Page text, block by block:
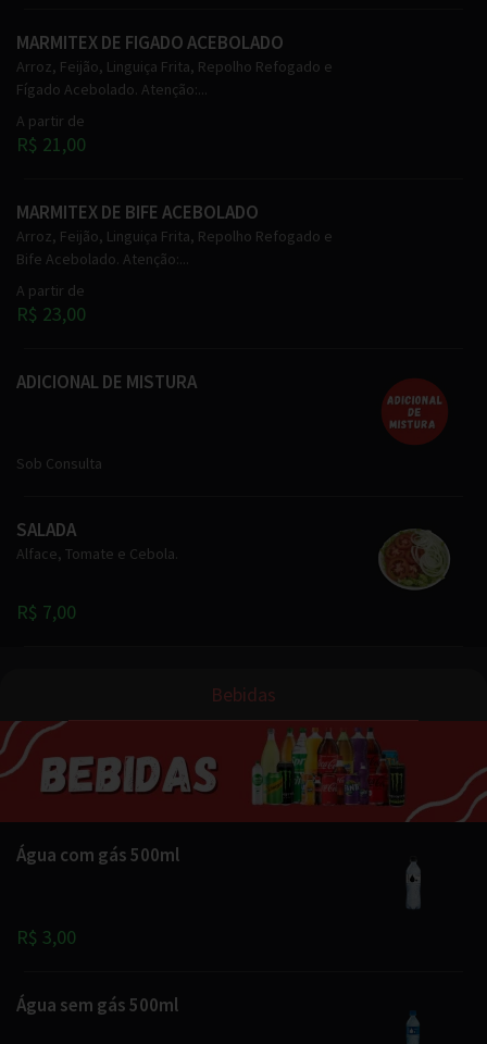
MARMITEX DE FIGADO ACEBOLADO
Arroz, Feijão, Linguiça Frita, Repolho Refogado e
Fígado Acebolado. Atenção:...
A partir de
R$ 21,00
MARMITEX DE BIFE ACEBOLADO
Arroz, Feijão, Linguiça Frita, Repolho Refogado e
Bife Acebolado. Atenção:...
A partir de
R$ 23,00
ADICIONAL DE MISTURA
Sob Consulta
SALADA
Alface, Tomate e Cebola.
R$ 7,00
Bebidas
Água com gás 500ml
R$ 3,00
Água sem gás 500ml